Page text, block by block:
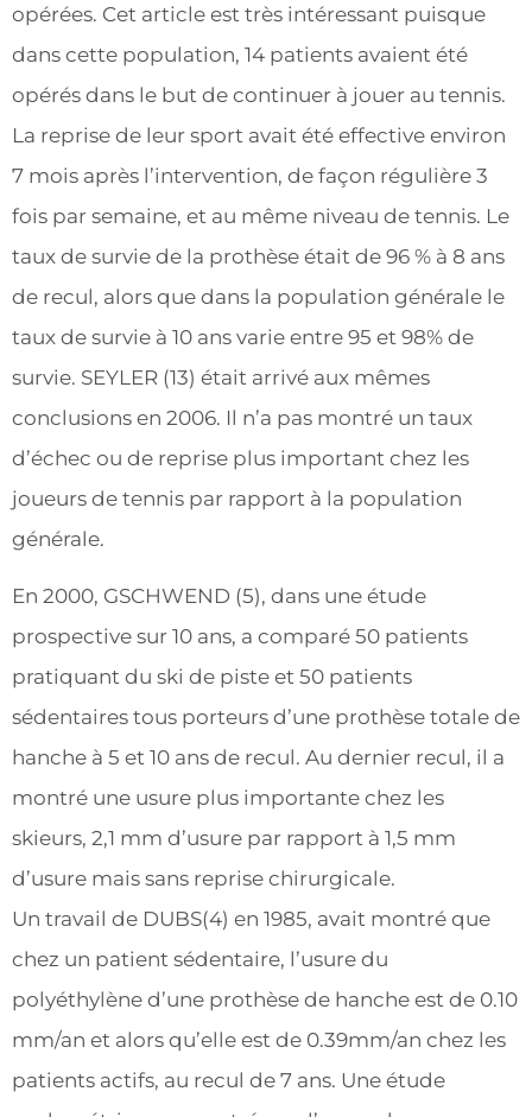
opérées. Cet article est très intéressant puisque
dans cette population, 14 patients avaient été
opérés dans le but de continuer à jouer au tennis.
La reprise de leur sport avait été effective environ
7 mois après l’intervention, de façon régulière 3
fois par semaine, et au même niveau de tennis. Le
taux de survie de la prothèse était de 96 % à 8 ans
de recul, alors que dans la population générale le
taux de survie à 10 ans varie entre 95 et 98% de
survie. SEYLER (13) était arrivé aux mêmes
conclusions en 2006. Il n’a pas montré un taux
d’échec ou de reprise plus important chez les
joueurs de tennis par rapport à la population
générale.
En 2000, GSCHWEND (5), dans une étude
prospective sur 10 ans, a comparé 50 patients
pratiquant du ski de piste et 50 patients
sédentaires tous porteurs d’une prothèse totale de
hanche à 5 et 10 ans de recul. Au dernier recul, il a
montré une usure plus importante chez les
skieurs, 2,1 mm d’usure par rapport à 1,5 mm
d’usure mais sans reprise chirurgicale.
Un travail de DUBS(4) en 1985, avait montré que
chez un patient sédentaire, l’usure du
polyéthylène d’une prothèse de hanche est de 0.10
mm/an et alors qu’elle est de 0.39mm/an chez les
patients actifs, au recul de 7 ans. Une étude